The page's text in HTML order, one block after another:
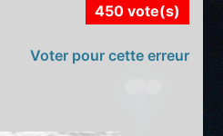
450 vote(s)
Voter pour cette erreur